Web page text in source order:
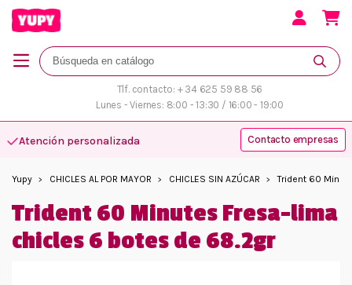
Tlf. contacto: + 34 625 59 88 56
Lunes - Viernes: 8:00 - 13:30 / 16:00 - 19:00
Atención personalizada Contacto empresas
Yupy CHICLES AL POR MAYOR CHICLES SIN AZÚCAR Trident 60
Trident 60 Minutes Fresa-lima
chicles 6 botes de 68.2gr